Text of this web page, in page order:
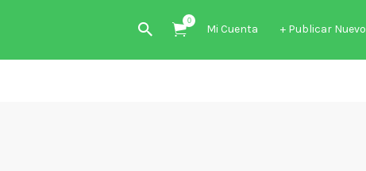
0
Mi Cuenta + Publicar Nuevo